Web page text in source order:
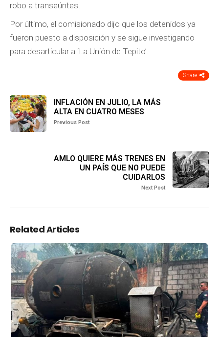
robo a transeúntes.
Por último, el comisionado dijo que los detenidos ya
fueron puesto a disposición y se sigue investigando
para desarticular a ‘La Unión de Tepito’.
Share
INFLACIÓN EN JULIO, LA MÁS
ALTA EN CUATRO MESES
Previous Post
AMLO QUIERE MÁS TRENES EN
UN PAÍS QUE NO PUEDE
CUIDARLOS
Next Post
Related Articles